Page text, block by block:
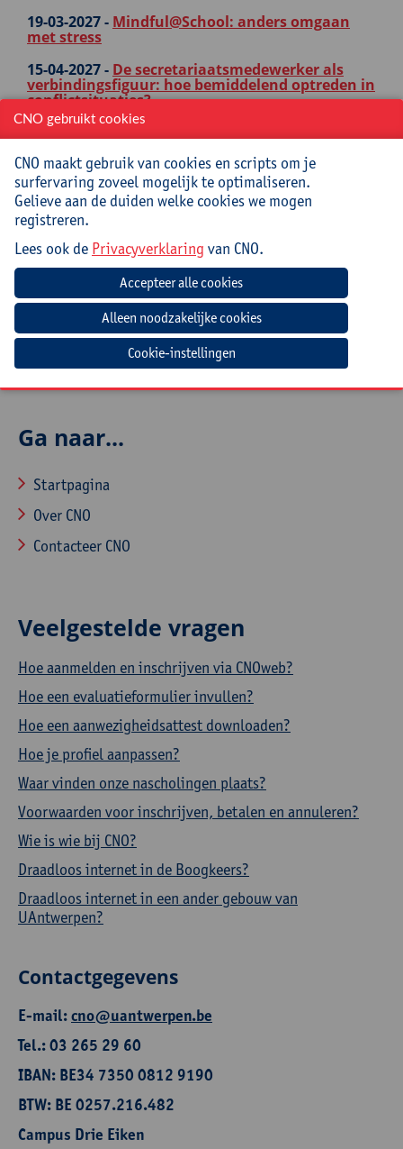
19-03-2027 - Mindful@School: anders omgaan
met stress
15-04-2027 - De secretariaatsmedewerker als
verbindingsfiguur: hoe bemiddelend optreden in
conflictsituaties?
19-04-2027 -
21-05-2027 -Help, ik word directeur! Reflectiedag
over je nieuwe job
OOK INTERESSANT
Startdatum - Titel
27-01-2027 -Omgaan met weerstand bij
veranderingsprocessen
Ga naar...
Startpagina
Over CNO
Contacteer CNO
Veelgestelde vragen
Hoe aanmelden en inschrijven via CNOweb?
Hoe een evaluatieformulier invullen?
Hoe een aanwezigheidsattest downloaden?
Hoe je profiel aanpassen?
Waar vinden onze nascholingen plaats?
Voorwaarden voor inschrijven, betalen en annuleren?
Wie is wie bij CNO?
Draadloos internet in de Boogkeers?
Draadloos internet in een ander gebouw van
UAntwerpen?
Contactgegevens
E-mail:cno@uantwerpen.be
Tel.: 03 265 29 60
IBAN: BE34 7350 0812 9190
BTW: BE 0257.216.482
Campus Drie Eiken
CNO gebruikt cookies
CNO maakt gebruik van cookies en scripts om je
surfervaring zoveel mogelijk te optimaliseren.
Gelieve aan de duiden welke cookies we mogen
registreren.
Lees ook de Privacyverklaring van CNO.
Cookie-instellingen